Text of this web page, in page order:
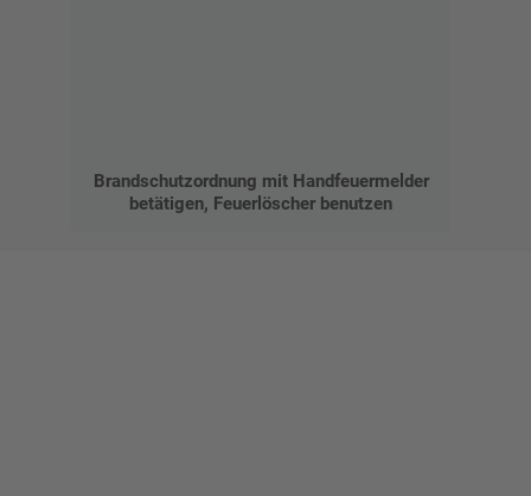
Brandschutzordnung mit Handfeuermelder
betätigen, Feuerlöscher benutzen